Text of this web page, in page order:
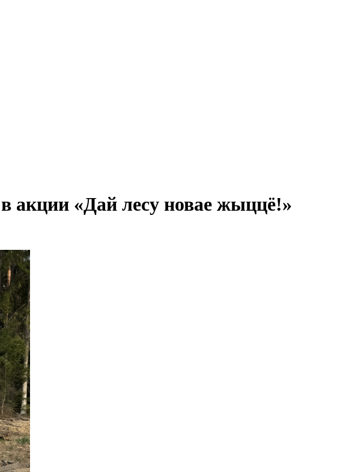
акции «Дай лесу новае жыццё!»